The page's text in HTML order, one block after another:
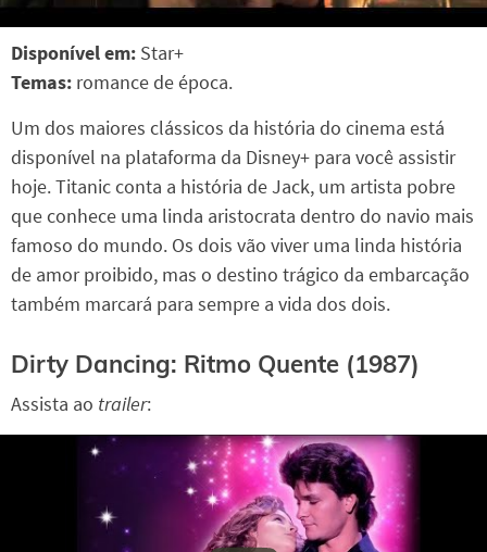
Disponível em: Star+
Temas: romance de época.
Um dos maiores clássicos da história do cinema está
disponível na plataforma da Disney+ para você assistir
hoje. Titanic conta a história de Jack, um artista pobre
que conhece uma linda aristocrata dentro do navio mais
famoso do mundo. Os dois vão viver uma linda história
de amor proibido, mas o destino trágico da embarcação
também marcará para sempre a vida dos dois.
Dirty Dancing: Ritmo Quente (1987)
Assista ao trailer: